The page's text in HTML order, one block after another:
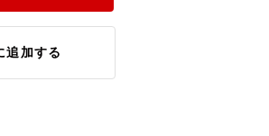
追加する